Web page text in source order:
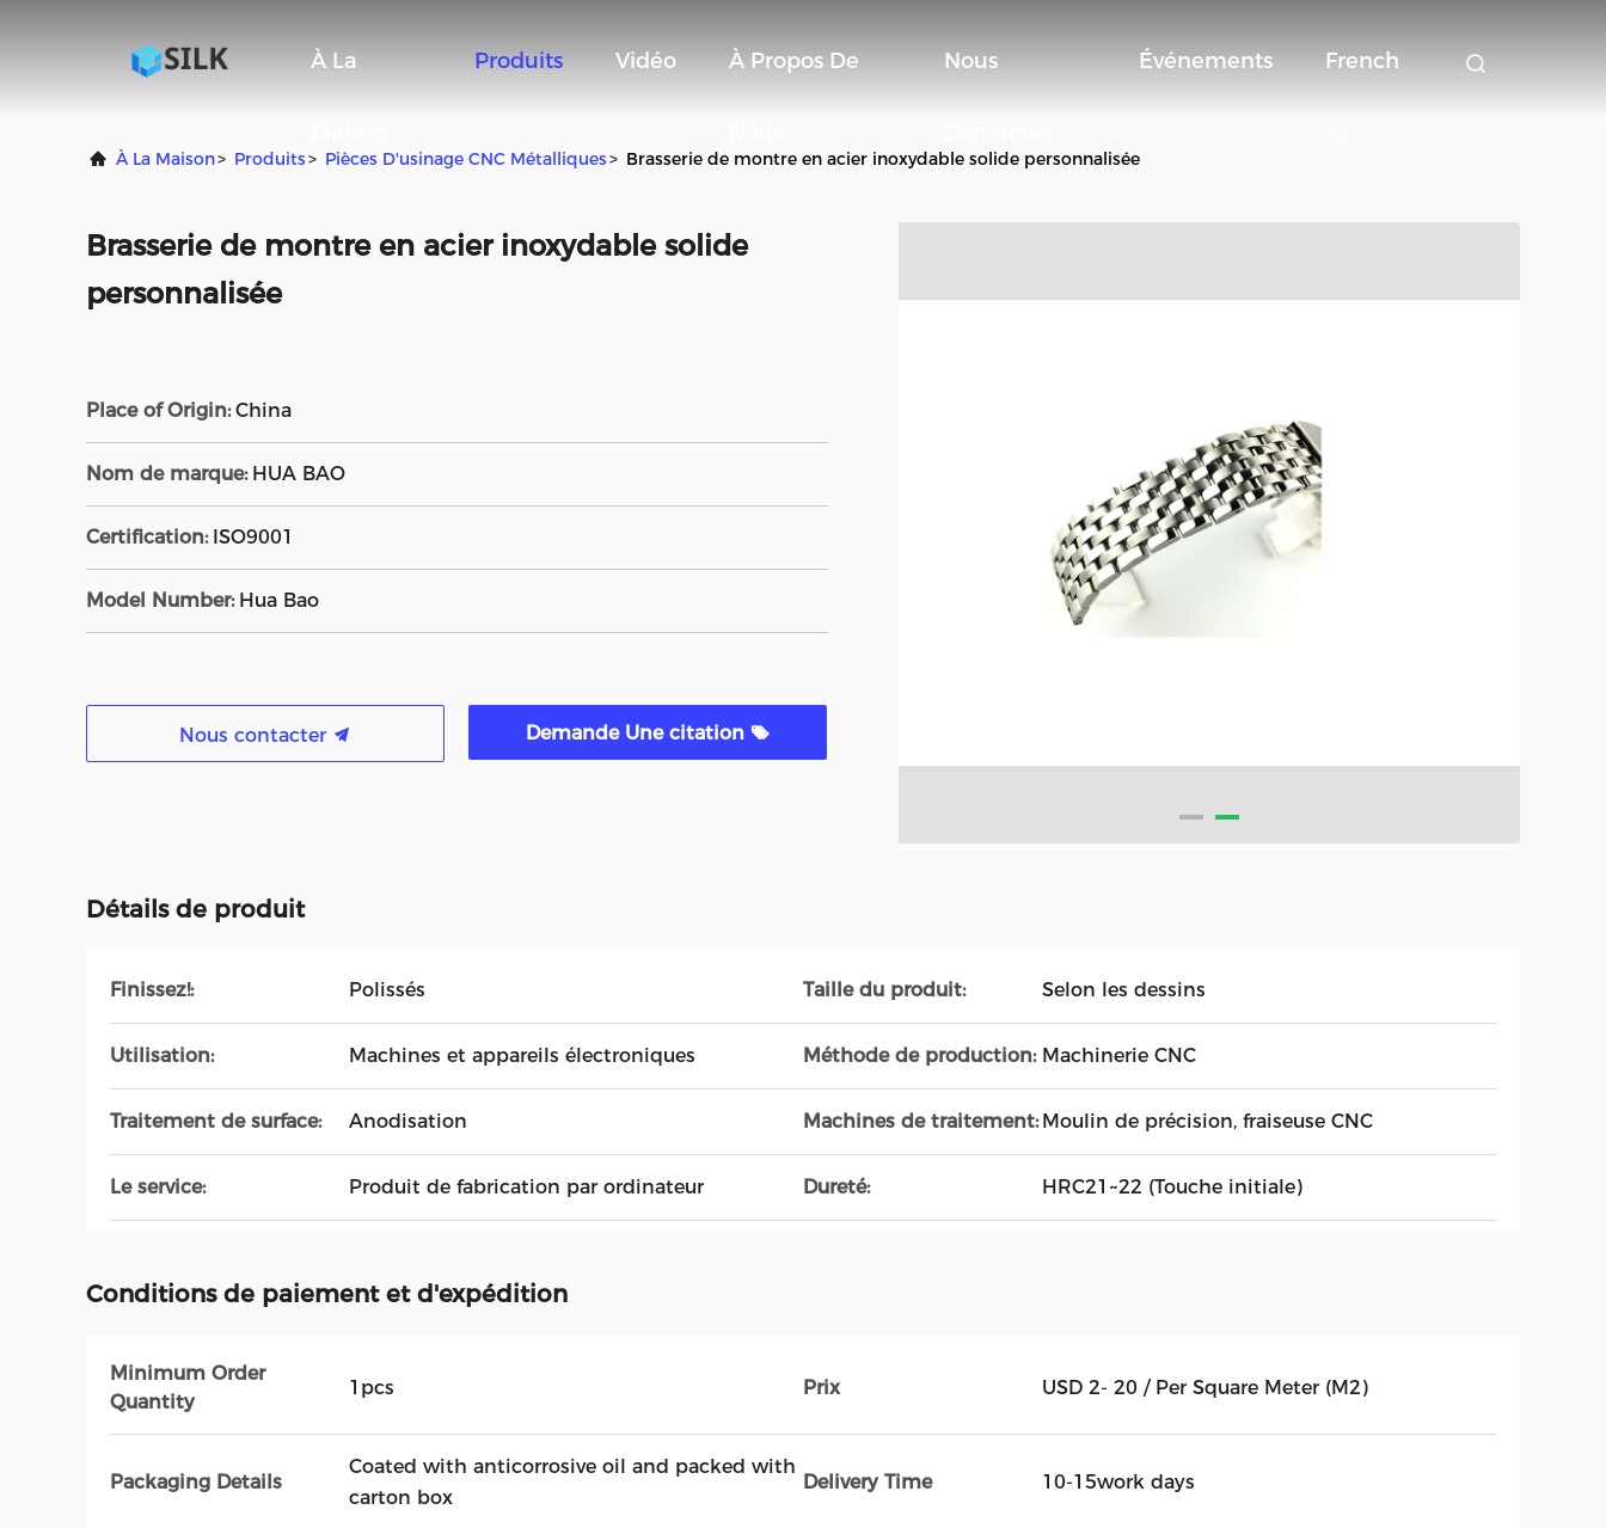
À La Produits Vidéo À Propos De Nous Événements French
À La Maison> Produits> Pièces D'usinage CNC Métalliques> Brasserie de montre en acier inoxydable solide personnalisée
Brasserie de montre en acier inoxydable solide
personnalisée
Place of Origin: China
Nom de marque: HUA BAO
Certification: ISO9001
Model Number: Hua Bao
Nous contacter Demande Une citation
Détails de produit
Finissez!: Polissés Taille du produit: Selon les dessins
Utilisation: Machines et appareils électroniques Méthode de production: Machinerie CNC
Traitement de surface: Anodisation Machines de traitement: Moulin de précision, fraiseuse CNC
Le service: Produit de fabrication par ordinateur Dureté: HRC21~22 (Touche initiale)
Conditions de paiement et d'expédition
Minimum Order
Quantity
1pcs Prix USD 2- 20 / Per Square Meter (M2)
Packaging Details
Coated with anticorrosive oil and packed with
carton box
Delivery Time 10-15work days